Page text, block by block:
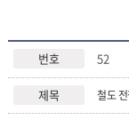
52
철도